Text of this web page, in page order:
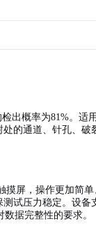
出概率为81%。适
的通道、针孔、破
摸屏，操作更加简
试压力稳定。设备
据完整性的要求。